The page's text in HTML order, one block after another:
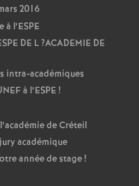
2016
à l’ESPE
DE L?ACADEMIE DE
intra-académiques
à l’ESPE !
de Créteil
académique
année de stage!